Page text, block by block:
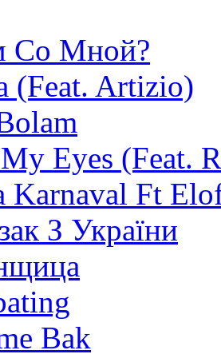
Со Мной?
(Feat. Artizio)
Eyes (Feat.
Karnaval Ft
З України
Bak